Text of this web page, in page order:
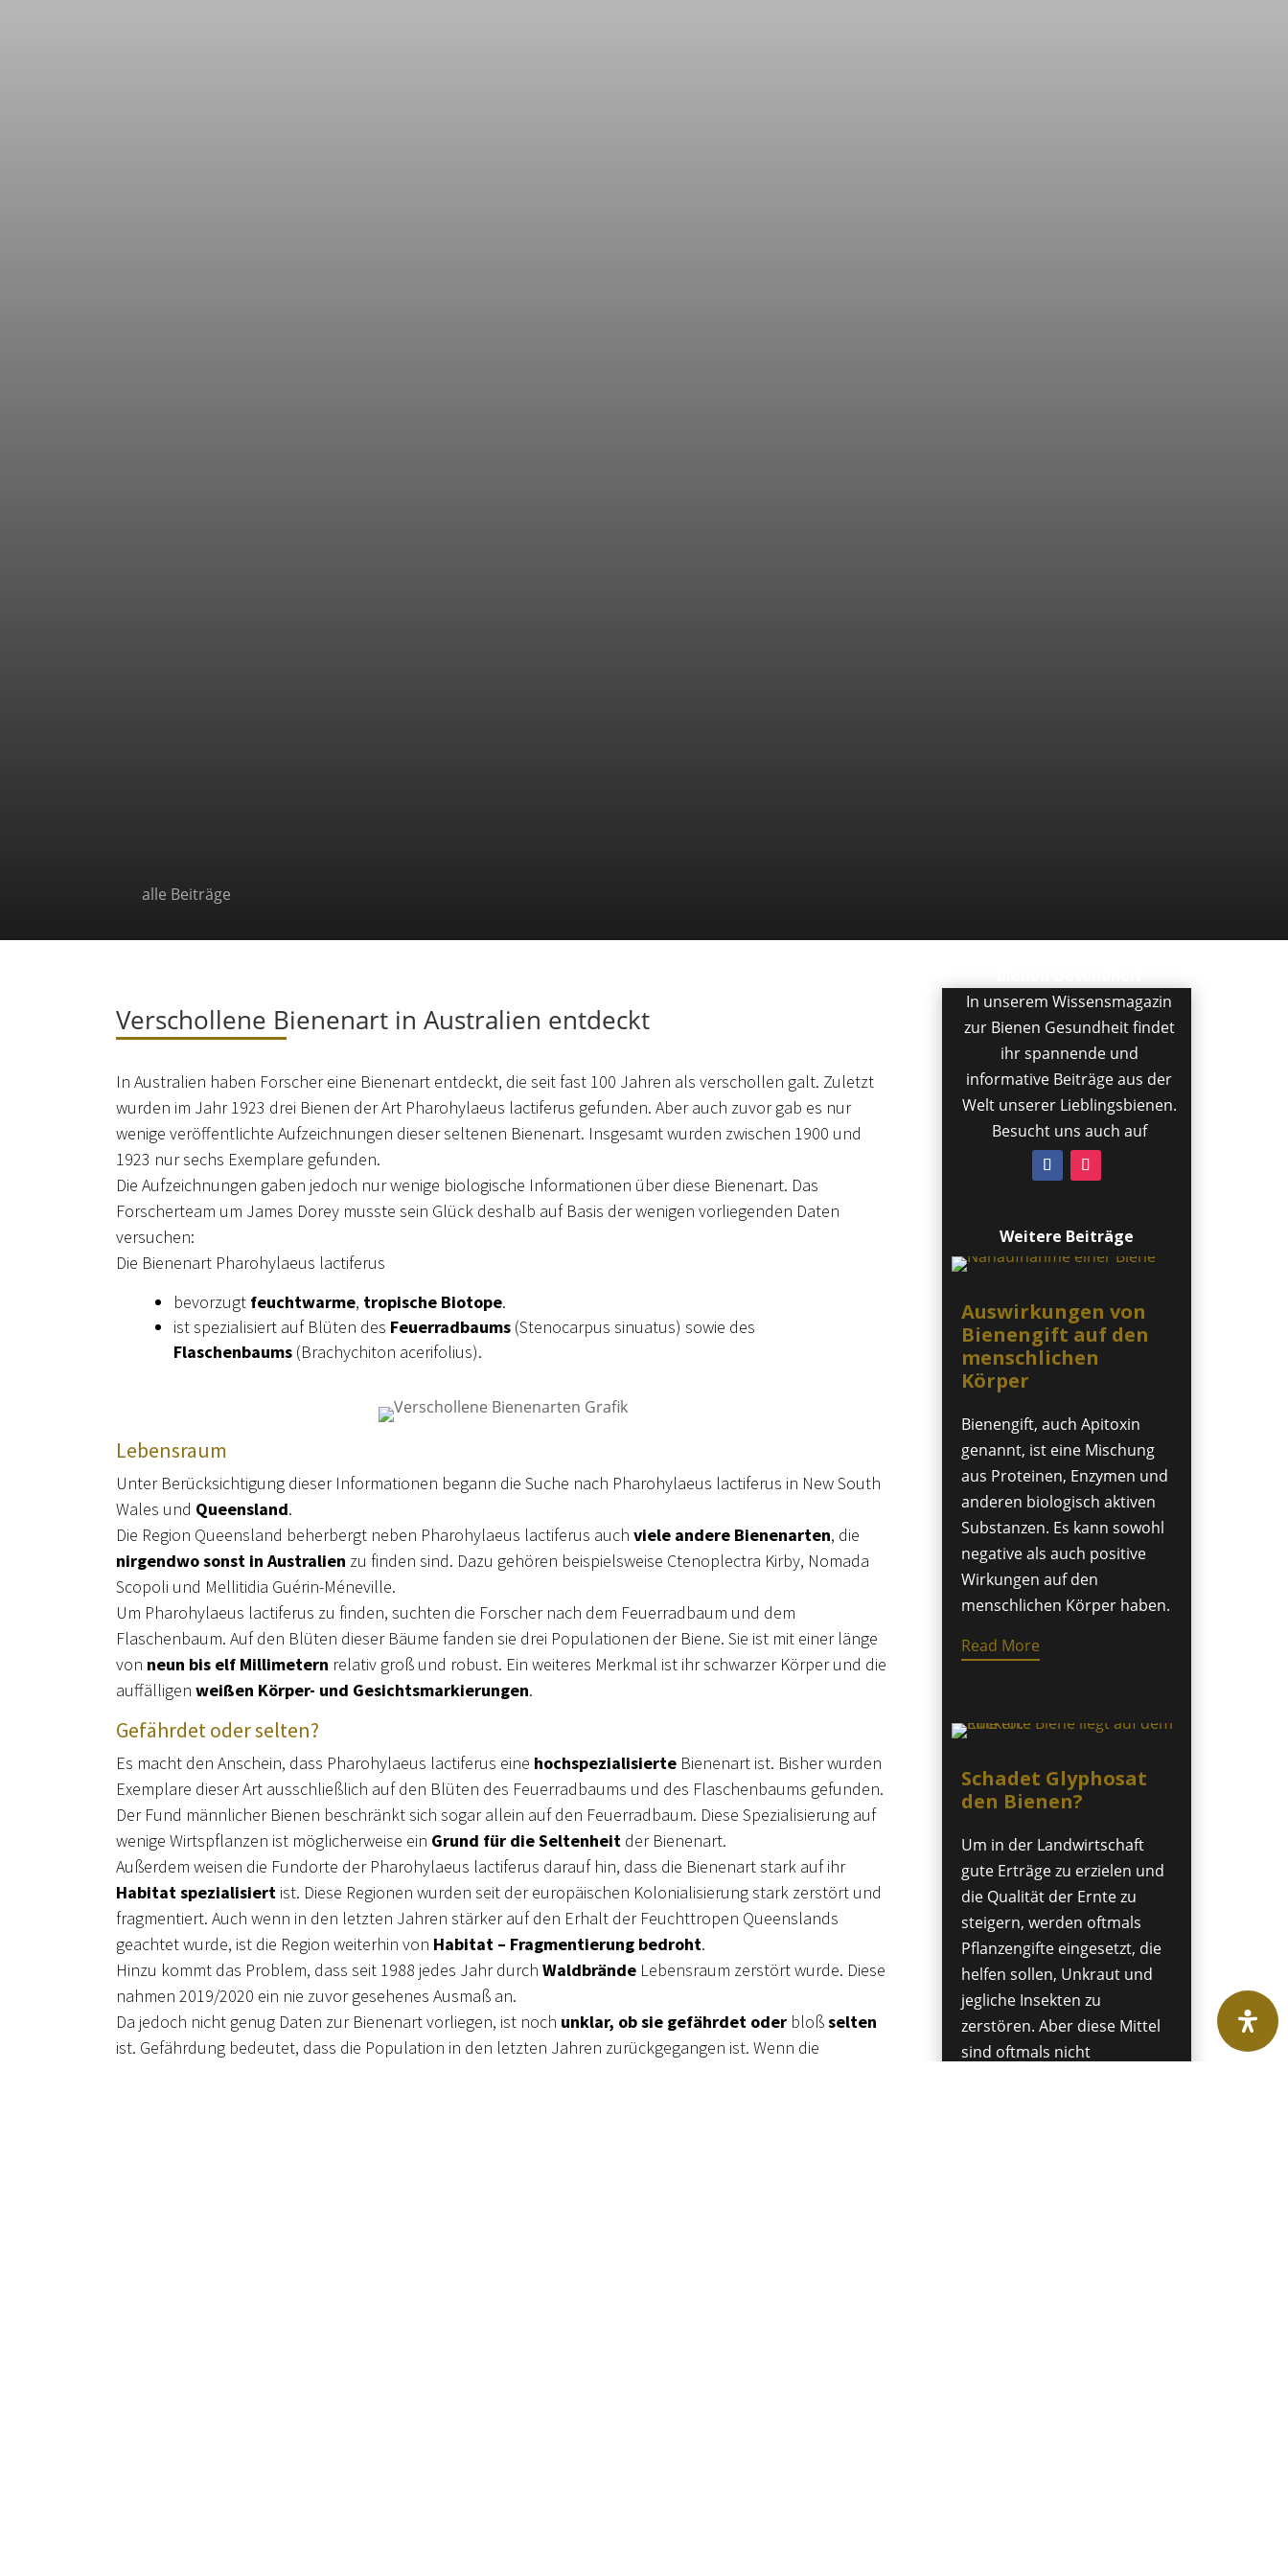
alle Beiträge
Verschollene Bienenart in Australien entdeckt
In Australien haben Forscher eine Bienenart entdeckt, die seit fast 100 Jahren als verschollen galt. Zuletzt
wurden im Jahr 1923 drei Bienen der Art Pharohylaeus lactiferus gefunden. Aber auch zuvor gab es nur
wenige veröffentlichte Aufzeichnungen dieser seltenen Bienenart. Insgesamt wurden zwischen 1900 und
1923 nur sechs Exemplare gefunden.
Die Aufzeichnungen gaben jedoch nur wenige biologische Informationen über diese Bienenart. Das
Forscherteam um James Dorey musste sein Glück deshalb auf Basis der wenigen vorliegenden Daten
versuchen:
Die Bienenart Pharohylaeus lactiferus
bevorzugt feuchtwarme, tropische Biotope.
ist spezialisiert auf Blüten des Feuerradbaums (Stenocarpus sinuatus) sowie des
Flaschenbaums (Brachychiton acerifolius).
Lebensraum
Unter Berücksichtigung dieser Informationen begann die Suche nach Pharohylaeus lactiferus in New South
Wales und Queensland.
Die Region Queensland beherbergt neben Pharohylaeus lactiferus auch viele andere Bienenarten, die
nirgendwo sonst in Australien zu finden sind. Dazu gehören beispielsweise Ctenoplectra Kirby, Nomada
Scopoli und Mellitidia Guérin-Méneville.
Um Pharohylaeus lactiferus zu finden, suchten die Forscher nach dem Feuerradbaum und dem
Flaschenbaum. Auf den Blüten dieser Bäume fanden sie drei Populationen der Biene. Sie ist mit einer länge
von neun bis elf Millimetern relativ groß und robust. Ein weiteres Merkmal ist ihr schwarzer Körper und die
auffälligen weißen Körper- und Gesichtsmarkierungen.
Gefährdet oder selten?
Es macht den Anschein, dass Pharohylaeus lactiferus eine hochspezialisierteBienenart ist. Bisher wurden
Exemplare dieser Art ausschließlich auf den Blüten des Feuerradbaums und des Flaschenbaums gefunden.
Der Fund männlicher Bienen beschränkt sich sogar allein auf den Feuerradbaum. Diese Spezialisierung auf
wenige Wirtspflanzen ist möglicherweise ein Grund für die Seltenheitder Bienenart.
Außerdem weisen die Fundorte der Pharohylaeus lactiferus darauf hin, dass die Bienenart stark auf ihr
Habitatspezialisiertist. Diese Regionen wurden seit der europäischen Kolonialisierung stark zerstört und
fragmentiert. Auch wenn in den letzten Jahren stärker auf den Erhalt der Feuchttropen Queenslands
geachtet wurde, ist die Region weiterhin von Habitat – Fragmentierung bedroht.
Hinzu kommt das Problem, dass seit 1988 jedes Jahr durch WaldbrändeLebensraum zerstört wurde. Diese
nahmen 2019/2020 ein nie zuvor gesehenes Ausmaß an.
Da jedoch nicht genug Daten zur Bienenart vorliegen, ist noch unklar, ob sie gefährdet oderbloßselten
ist. Gefährdung bedeutet, dass die Population in den letzten Jahren zurückgegangen ist. Wenn die
In unserem Wissensmagazin
zur Bienen Gesundheit findet
ihr spannende und
informative Beiträge aus der
Welt unserer Lieblingsbienen.
Besucht uns auch auf
Weitere Beiträge
Auswirkungen von
Bienengift auf den
menschlichen
Körper
Bienengift, auch Apitoxin
genannt, ist eine Mischung
aus Proteinen, Enzymen und
anderen biologisch aktiven
Substanzen. Es kann sowohl
negative als auch positive
Wirkungen auf den
menschlichen Körper haben.
Read More
Schadet Glyphosat
den Bienen?
Um in der Landwirtschaft
gute Erträge zu erzielen und
die Qualität der Ernte zu
steigern, werden oftmals
Pflanzengifte eingesetzt, die
helfen sollen, Unkraut und
jegliche Insekten zu
zerstören. Aber diese Mittel
sind oftmals nicht